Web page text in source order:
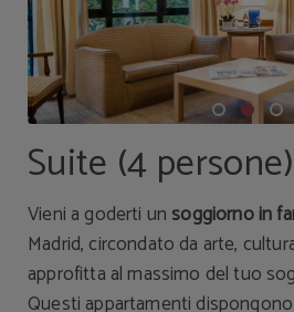
Suite (4 persone)
Vieni a goderti un soggiorno in
Madrid, circondato da arte,
approfitta al massimo del tuo
Questi appartamenti